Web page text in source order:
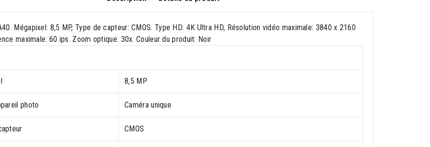
Mégapixel: 8,5 MP, Type de capteur: CMOS. Type HD: 4K Ultra HD, Résolution vidéo maximale: 3840 x 2160
maximale: 60 ips. Zoom optique: 30x. Couleur du produit: Noir
8,5 MP
photo Caméra unique
CMOS